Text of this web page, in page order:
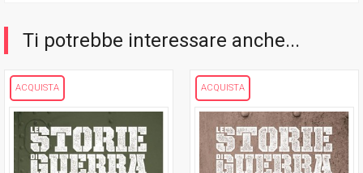
Ti potrebbe interessare anche...
ACQUISTA ACQUISTA